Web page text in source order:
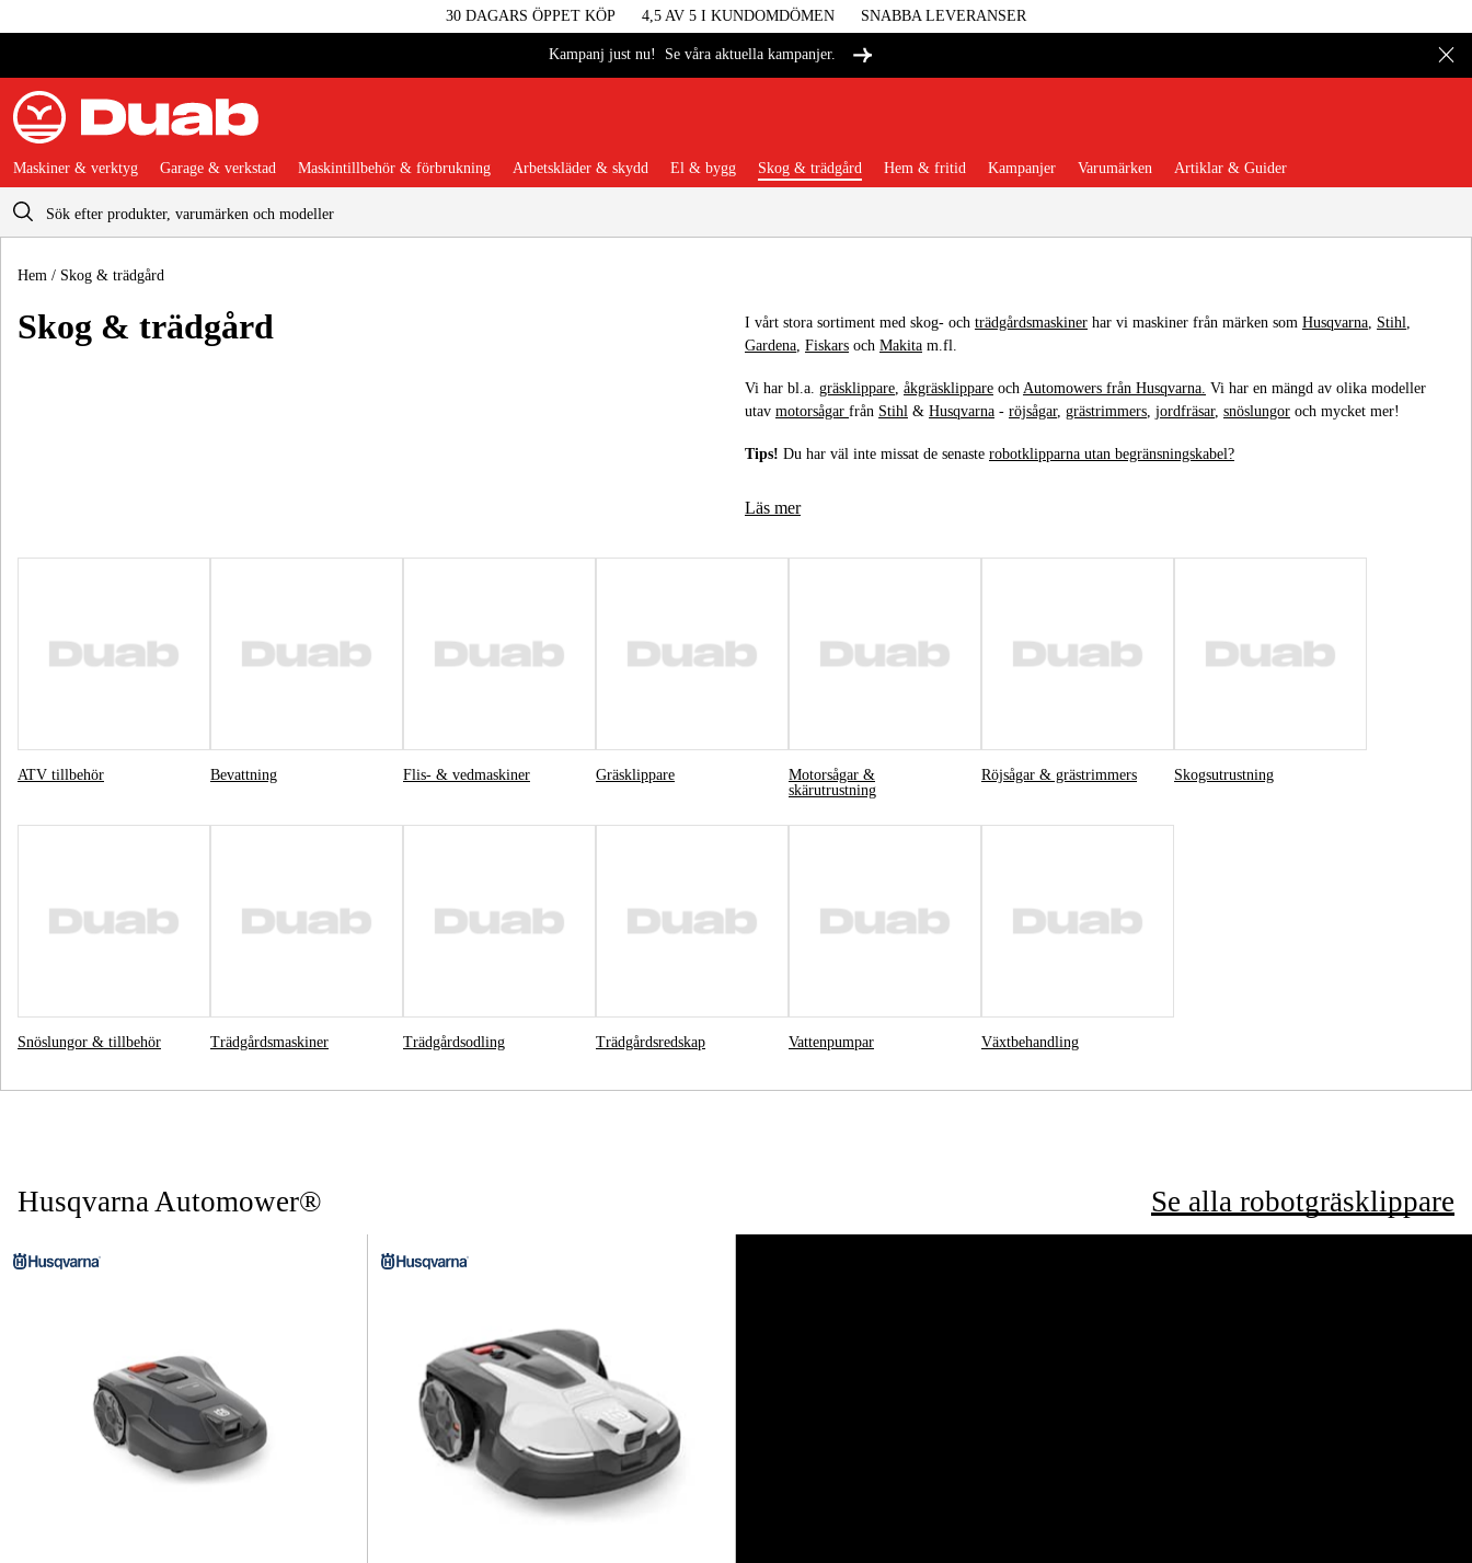
30 DAGARS ÖPPET KÖP 4,5 AV 5 I KUNDOMDÖMEN SNABBA LEVERANSER
Kampanj just nu! Se våra aktuella kampanjer.
Maskiner & Verktyg
Garage & Verkstad
Maskintillbehör & Förbrukning
Maskiner & verktyg Garage & verkstad Maskintillbehör & förbrukning Arbetskläder & skydd El & bygg Skog & trädgård Hem & fritid Kampanjer Varumärken Artiklar & Guider
Hem / Skog & trädgård
Skog & trädgård I vårt stora sortiment med skog- och trädgårdsmaskiner har vi maskiner från märken som Husqvarna Stihl
Gardena Fiskars och Makita m.fl.
Vi har bl.a. gräsklippare åkgräsklippare och Automowers från Husqvarna. Vi har en mängd av olika modeller
utav motorsågar från Stihl & Husqvarna - röjsågar, grästrimmers jordfräsar, snöslungor och mycket mer!
Tips! Du har väl inte missat de senaste robotklipparna utan begränsningskabel?
Läs mer
ATV tillbehör Bevattning Flis- & vedmaskiner Gräsklippare
Motorsågar &
skärutrustning
Röjsågar & grästrimmers Skogsutrustning
Snöslungor & tillbehör Trädgårdsmaskiner Trädgårdsodling Trädgårdsredskap Vattenpumpar Växtbehandling
Husqvarna Automower® Se alla robotgräsklippare